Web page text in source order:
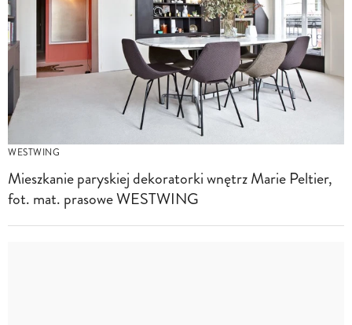
WESTWING
Mieszkanie paryskiej dekoratorki wnętrz Marie Peltier,
fot. mat. prasowe WESTWING